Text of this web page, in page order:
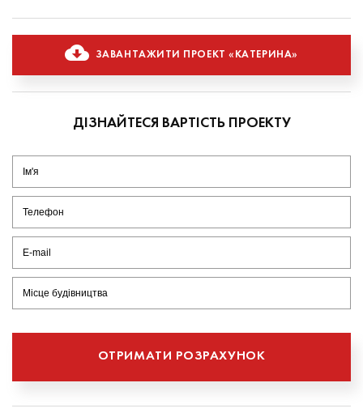
ЗАВАНТАЖИТИ ПРОЕКТ «КАТЕРИНА»
ДІЗНАЙТЕСЯ ВАРТІСТЬ ПРОЕКТУ